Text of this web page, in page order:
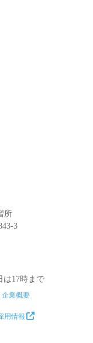
所
3
17時まで
企業概要
用情報